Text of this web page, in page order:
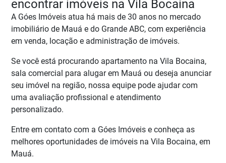
encontrar imóveis na Vila Bocaina
A Góes Imóveis atua há mais de 30 anos no mercado
imobiliário de Mauá e do Grande ABC, com experiência
em venda, locação e administração de imóveis.
Se você está procurando apartamento na Vila Bocaina,
sala comercial para alugar em Mauá ou deseja anunciar
seu imóvel na região, nossa equipe pode ajudar com
uma avaliação profissional e atendimento
personalizado.
Entre em contato com a Góes Imóveis e conheça as
melhores oportunidades de imóveis na Vila Bocaina, em
Mauá.